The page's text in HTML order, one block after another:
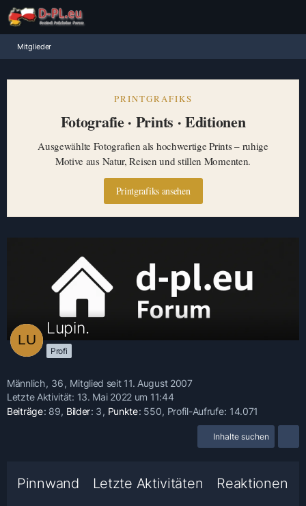
Mitglieder
PRINTGRAFIKS
Fotografie · Prints · Editionen
Ausgewählte Fotografien als hochwertige Prints – ruhige
Motive aus Natur, Reisen und stillen Momenten.
Printgrafiks ansehen
Lupin.
Profi
Männlich 36
Mitglied seit 11. August 2007
Letzte Aktivität: 13. Mai 2022 um 11:44
Beiträge 89 Bilder 3 Punkte 550 Profil-Aufrufe 14.071
Inhalte suchen
Pinnwand Letzte Aktivitäten Reaktionen